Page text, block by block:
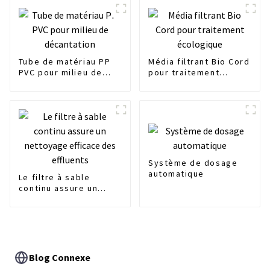
Tube de matériau PP
PVC pour milieu de
Média filtrant Bio Cord
pour traitement
Le filtre à sable
continu assure un
Système de dosage
automatique
Blog Connexe